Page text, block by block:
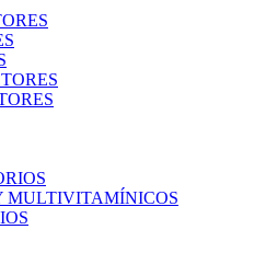
MULTIVITAMÍNICOS